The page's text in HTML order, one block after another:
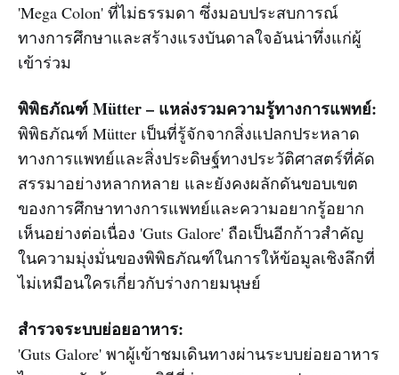
'Mega Colon' ที่ไม่ธรรมดา ซึ่งมอบประสบการณ์
ทางการศึกษาและสร้างแรงบันดาลใจอันน่าทึ่งแก่ผู้
เข้าร่วม
พิพิธภัณฑ์ Mütter – แหล่งรวมความรู้ทางการแพทย์:
พิพิธภัณฑ์ Mütter เป็นที่รู้จักจากสิ่งแปลกประหลาด
ทางการแพทย์และสิ่งประดิษฐ์ทางประวัติศาสตร์ที่คัด
สรรมาอย่างหลากหลาย และยังคงผลักดันขอบเขต
ของการศึกษาทางการแพทย์และความอยากรู้อยาก
เห็นอย่างต่อเนื่อง 'Guts Galore' ถือเป็นอีกก้าวสำคัญ
ในความมุ่งมั่นของพิพิธภัณฑ์ในการให้ข้อมูลเชิงลึกที่
ไม่เหมือนใครเกี่ยวกับร่างกายมนุษย์
สำรวจระบบย่อยอาหาร:
'Guts Galore' พาผู้เข้าชมเดินทางผ่านระบบย่อยอาหาร